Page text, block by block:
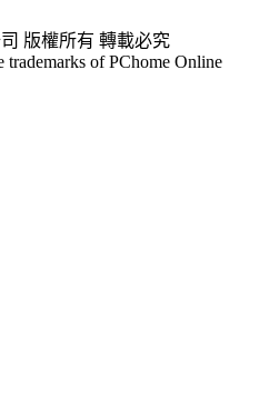
版權所有 轉載必究
trademarks of PChome Online